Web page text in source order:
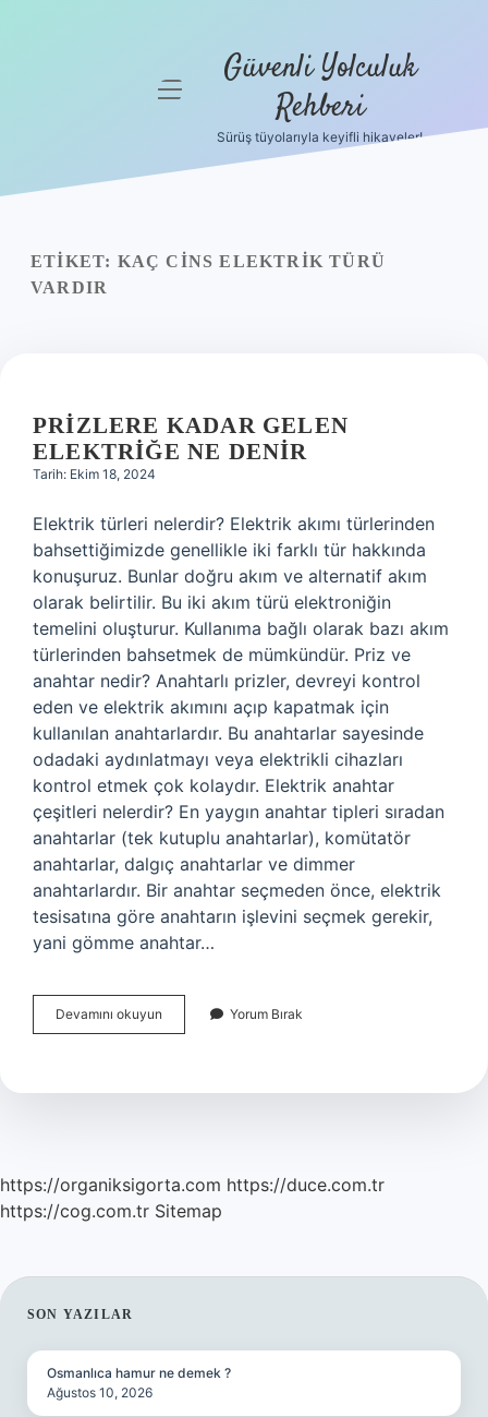
Yasal Uyarı
menüyü Güvenli Yolculuk
Rehberi
Sürüş tüyolarıyla keyifli hikayeler!
ETIKET: KAÇ CINS ELEKTRIK TÜRÜ
VARDIR
PRIZLERE KADAR GELEN
ELEKTRIĞE NE DENIR
Tarih: Ekim 18, 2024
Elektrik türleri nelerdir? Elektrik akımı türlerinden
bahsettiğimizde genellikle iki farklı tür hakkında
konuşuruz. Bunlar doğru akım ve alternatif akım
olarak belirtilir. Bu iki akım türü elektroniğin
temelini oluşturur. Kullanıma bağlı olarak bazı akım
türlerinden bahsetmek de mümkündür. Priz ve
anahtar nedir? Anahtarlı prizler, devreyi kontrol
eden ve elektrik akımını açıp kapatmak için
kullanılan anahtarlardır. Bu anahtarlar sayesinde
odadaki aydınlatmayı veya elektrikli cihazları
kontrol etmek çok kolaydır. Elektrik anahtar
çeşitleri nelerdir? En yaygın anahtar tipleri sıradan
anahtarlar (tek kutuplu anahtarlar), komütatör
anahtarlar, dalgıç anahtarlar ve dimmer
anahtarlardır. Bir anahtar seçmeden önce, elektrik
tesisatına göre anahtarın işlevini seçmek gerekir,
yani gömme anahtar…
Devamını okuyun
Kadar
Ne
Yorum Bırak
https://organiksigorta.com https://duce.com.tr
https://cog.com.tr Sitemap
SIDEBAR
SON YAZILAR
Osmanlıca hamur ne demek ?
Ağustos 10, 2026